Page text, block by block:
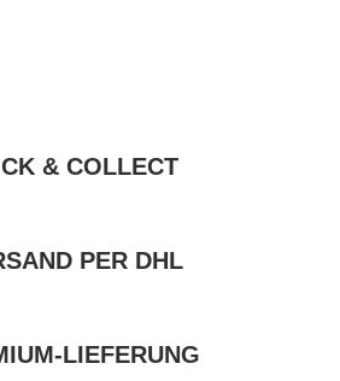
& COLLECT
PER DHL
LIEFERUNG